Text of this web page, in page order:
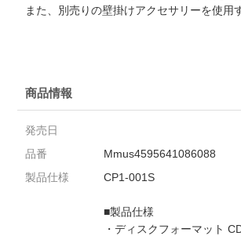
また、別売りの壁掛けアクセサリーを使用
商品情報
発売日
品番
Mmus4595641086088
製品仕様
CP1-001S
■製品仕様
・ディスクフォーマット